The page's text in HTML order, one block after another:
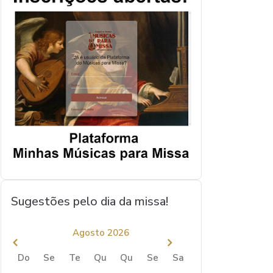
Sugestões pelo dia da missa!
Agosto 2026
Do Se Te Qu Qu Se
Sa